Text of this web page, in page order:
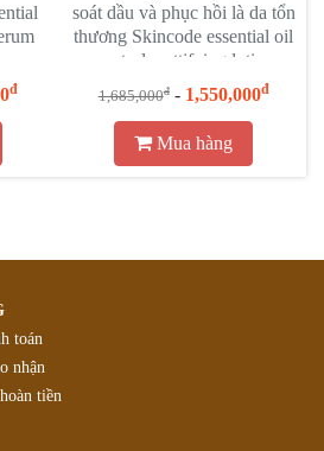
đ
soát dầu và phục hồi là da tổn
thương Skincode essential oil
control mattifying lotion
1,685,000đ- 1,550,000đ
Mua hàng
toán
nhận
tiền